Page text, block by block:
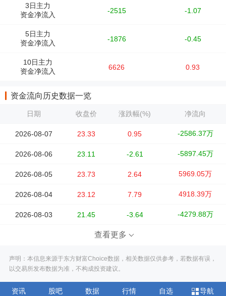
3日主力
资金净流入
-2515 -1.07
5日主力
资金净流入
-1876 -0.45
10日主力
资金净流入
6626 0.93
资金流向历史数据一览
日期 收盘价 涨跌幅(%) 净流向
2026-08-07 23.33 0.95 -2586.37万
2026-08-06 23.11 -2.61 -5897.45万
2026-08-05 23.73 2.64 5969.05万
2026-08-04 23.12 7.79 4918.39万
2026-08-03 21.45 -3.64 -4279.88万
查看更多
声明：本信息来源于东方财富Choice数据，相关数据仅供参考，若数据有误，
以交易所发布数据为准，不构成投资建议。
资讯 股吧 数据 行情 自选 导航